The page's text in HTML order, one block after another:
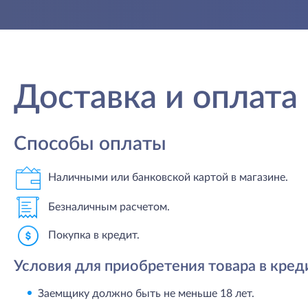
Доставка и оплата
Способы оплаты
Наличными или банковской картой в магазине.
Безналичным расчетом.
Покупка в кредит.
Условия для приобретения товара в
Заемщику должно быть не меньше 18 лет.